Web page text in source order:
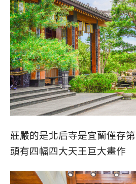
莊嚴的是北后寺是宜蘭僅存
頭有四幅四大天王巨大畫作